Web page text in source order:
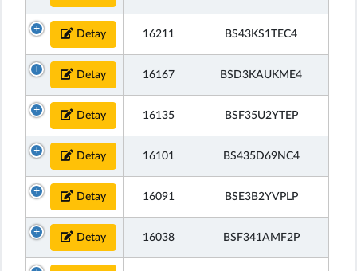
Detay 16211 BS43KS1TEC4
Detay 16167 BSD3KAUKME4
Detay 16135 BSF35U2YTEP
Detay 16101 BS435D69NC4
Detay 16091 BSE3B2YVPLP
Detay 16038 BSF341AMF2P